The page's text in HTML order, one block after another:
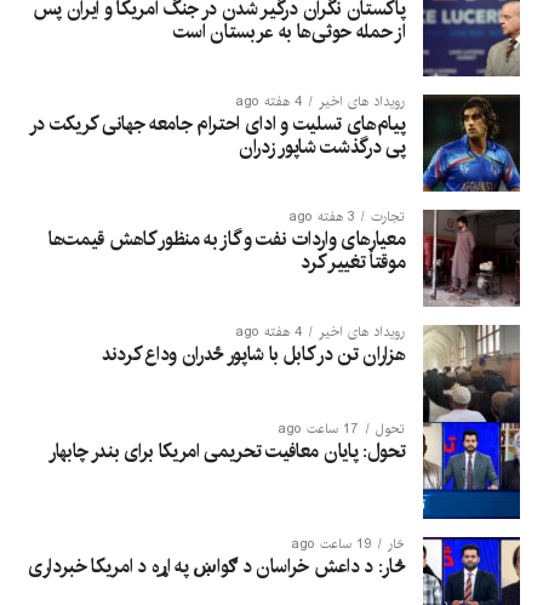
پاکستان نگران درگیر شدن در جنگ امریکا و ایران پس
از حمله حوثی‌ها به عربستان است
رویداد های اخیر 4 هفته ago
پیام‌های تسلیت و ادای احترام جامعه جهانی کریکت در
پی درگذشت شاپور زدران
تجارت 3 هفته ago
معیارهای واردات نفت و گاز به منظور کاهش قیمت‌ها
موقتاً تغییر کرد
رویداد های اخیر 4 هفته ago
هزاران تن در کابل با شاپور ځدران وداع کردند
تحول 17 ساعت ago
تحول: پایان معافیت تحریمی امریکا برای بندر چابهار
څار 19 ساعت ago
څار: د داعش خراسان د ګواښ په اړه د امریکا خبرداری